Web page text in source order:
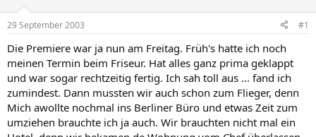
e
r
t
a
m
29 September 2003 #1
Die Premiere war ja nun am Freitag. Früh's hatte ich noch
meinen Termin beim Friseur. Hat alles ganz prima geklappt
und war sogar rechtzeitig fertig. Ich sah toll aus ... fand ich
zumindest. Dann mussten wir auch schon zum Flieger, denn
Mich awollte nochmal ins Berliner Büro und etwas Zeit zum
umziehen brauchte ich ja auch. Wir brauchten nicht mal ein